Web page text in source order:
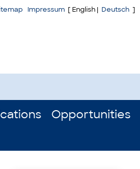
Opportunities
Impressum [ English | Deutsch ]